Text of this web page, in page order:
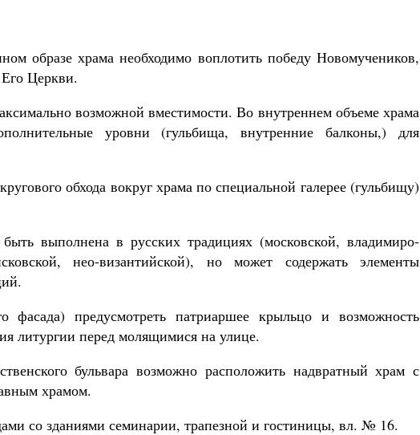
образе храма необходимо воплотить победу Новомучеников,
Церкви.
возможной вместимости. Во внутреннем объеме храма
уровни (гульбища, внутренние балконы,) для
обхода вокруг храма по специальной галерее (гульбищу)
выполнена в русских традициях (московской, владимиро-
нео-византийской), но может содержать элементы
предусмотреть патриаршее крыльцо и возможность
литургии перед молящимися на улице.
бульвара возможно расположить надвратный храм с
храмом.
со зданиями семинарии, трапезной и гостиницы, вл. № 16.